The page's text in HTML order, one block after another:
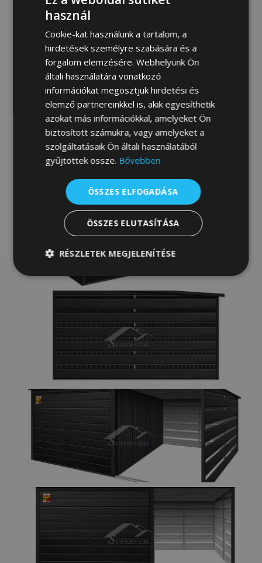
Fotógaléria:
használ
Cookie-kat használunk a tartalom, a
hirdetések személyre szabására és a
forgalom elemzésére. Webhelyünk Ön
általi használatára vonatkozó
információkat megosztjuk hirdetési és
elemző partnereinkkel is, akik egyesíthetik
azokat más információkkal, amelyeket Ön
biztosított számukra, vagy amelyeket a
szolgáltatásaik Ön általi használatából
gyűjtöttek össze. Bővebben
ÖSSZES ELFOGADÁSA
ÖSSZES ELUTASÍTÁSA
RÉSZLETEK MEGJELENÍTÉSE
Elengedhetetlenül
szükséges
Teljesítmény
Funkcionalitás
Besorolatlan